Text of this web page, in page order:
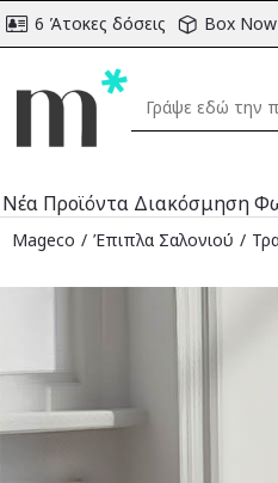
6 Άτοκες δόσεις Box Now
Νέα Προϊόντα Διακόσμηση
Mageco Έπιπλα Σαλονιού